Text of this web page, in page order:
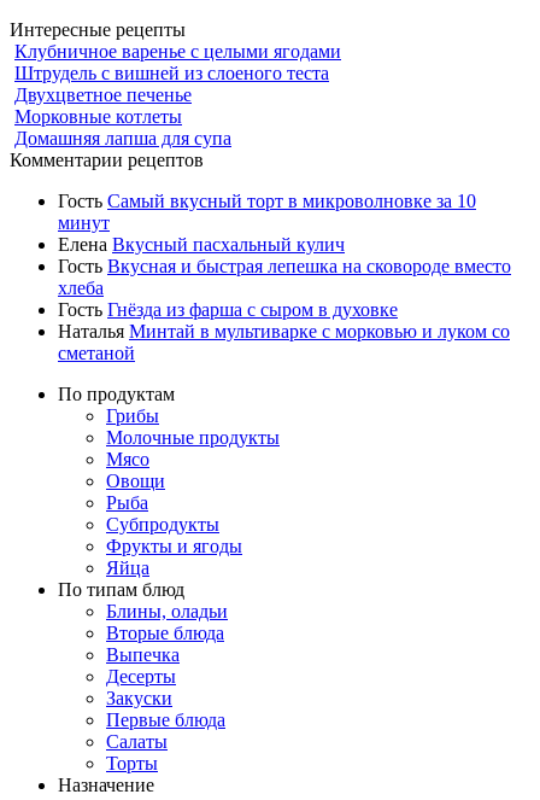
Интересные рецепты
Клубничное варенье с целыми ягодами
Штрудель с вишней из слоеного теста
Двухцветное печенье
Морковные котлеты
Домашняя лапша для супа
Комментарии рецептов
Гость Самый вкусный торт в микроволновке за 10
минут
Елена Вкусный пасхальный кулич
Гость Вкусная и быстрая лепешка на сковороде вместо
хлеба
Гость Гнёзда из фарша с сыром в духовке
Наталья Минтай в мультиварке с морковью и луком со
сметаной
По продуктам
Грибы
Молочные продукты
Мясо
Овощи
Рыба
Субпродукты
Фрукты и ягоды
Яйца
По типам блюд
Блины, оладьи
Вторые блюда
Выпечка
Десерты
Закуски
Первые блюда
Салаты
Торты
Назначение